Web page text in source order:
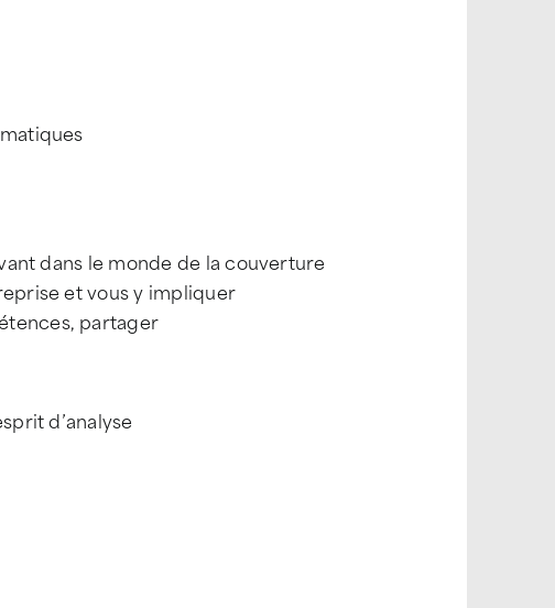
dans le monde de la couverture
et vous y impliquer
partager
d’analyse